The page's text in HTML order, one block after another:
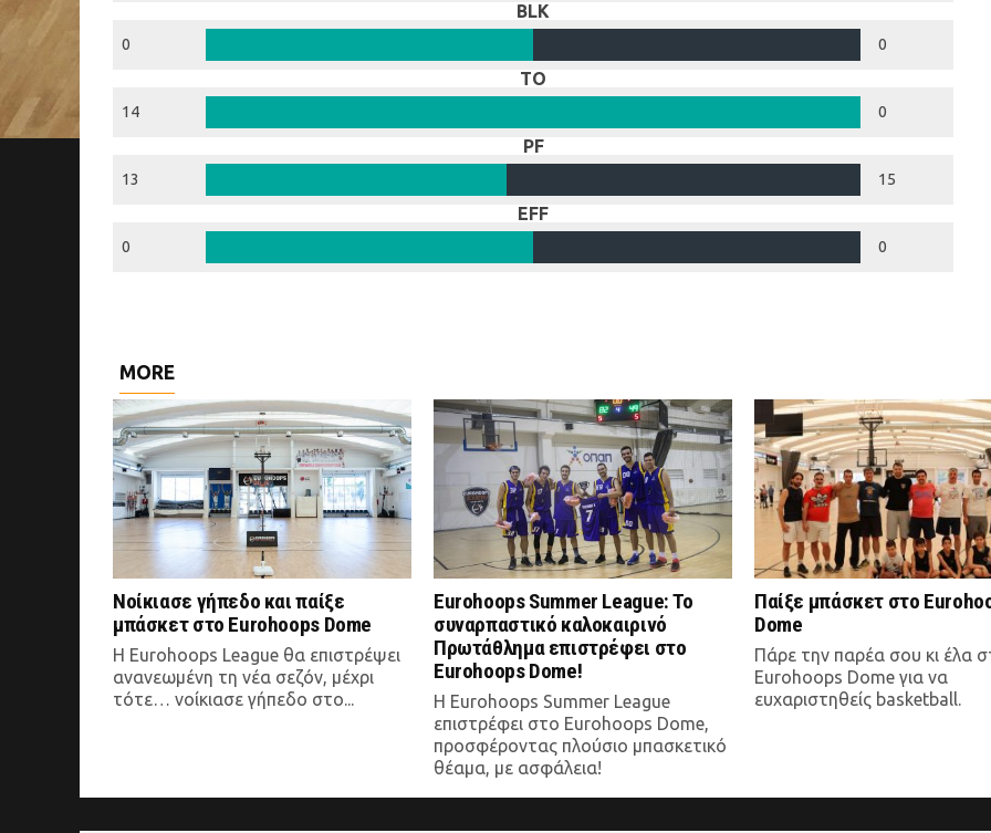
BLK
0 0
TO
14 0
PF
13 15
EFF
0 0
MORE
Νοίκιασε γήπεδο και παίξε
μπάσκετ στο Eurohoops Dome
Η Eurohoops League θα επιστρέψει
ανανεωμένη τη νέα σεζόν, μέχρι
τότε… νοίκιασε γήπεδο στο...
Eurohoops Summer League: Το
συναρπαστικό καλοκαιρινό
Πρωτάθλημα επιστρέφει στο
Eurohoops Dome!
Η Eurohoops Summer League
επιστρέφει στο Eurohoops Dome,
προσφέροντας πλούσιο μπασκετικό
θέαμα, με ασφάλεια!
Παίξε μπάσκετ στο
Dome
Πάρε την παρέα σου κι έλα
Eurohoops Dome για να
ευχαριστηθείς basketball.